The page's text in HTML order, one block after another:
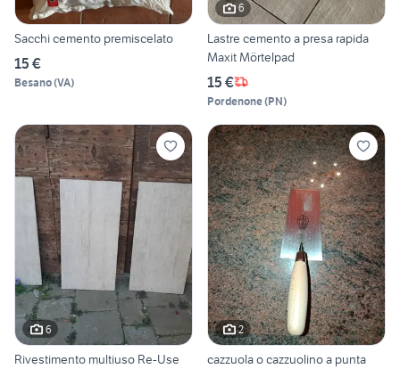
Sacchi cemento premiscelato
15 €
Besano(VA)
6
Lastre cemento a presa rapida
Maxit Mörtelpad
15 €
Pordenone(PN)
6
Rivestimento multiuso Re-Use
2
cazzuola o cazzuolino a punta